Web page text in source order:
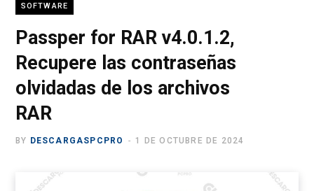
SOFTWARE
Passper for RAR v4.0.1.2,
Recupere las contraseñas
olvidadas de los archivos
RAR
BY DESCARGASPCPRO 1 DE OCTUBRE DE 2024